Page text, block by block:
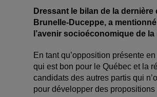
Dressant le bilan de la
Brunelle-Duceppe, a
l’avenir socioéconomique de
En tant qu’opposition présente
qui est bon pour le Québec et la
candidats des autres partis qui
pour développer des